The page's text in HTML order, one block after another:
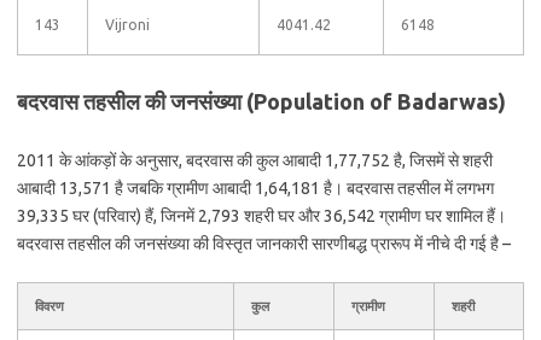
143 Vijroni 4041.42 6148
बदरवास तहसील की जनसंख्या (Population of Badarwas)
2011 के आंकड़ों के अनुसार, बदरवास की कुल आबादी 1,77,752 है, जिसमें से शहरी
आबादी 13,571 है जबकि ग्रामीण आबादी 1,64,181 है। बदरवास तहसील में लगभग
39,335 घर (परिवार) हैं, जिनमें 2,793 शहरी घर और 36,542 ग्रामीण घर शामिल हैं।
बदरवास तहसील की जनसंख्या की विस्तृत जानकारी सारणीबद्ध प्रारूप में नीचे दी गई है –
विवरण कुल ग्रामीण शहरी